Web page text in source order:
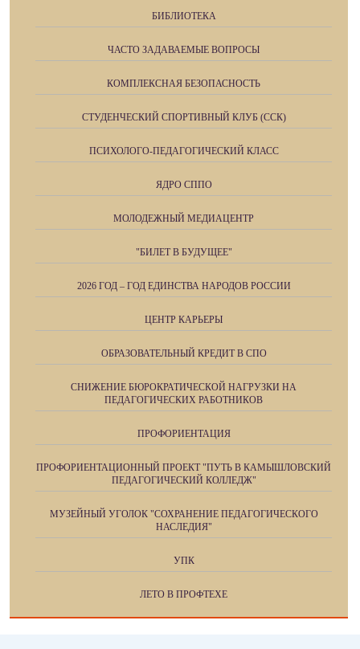
БИБЛИОТЕКА
ЧАСТО ЗАДАВАЕМЫЕ ВОПРОСЫ
КОМПЛЕКСНАЯ БЕЗОПАСНОСТЬ
СТУДЕНЧЕСКИЙ СПОРТИВНЫЙ КЛУБ (ССК)
ПСИХОЛОГО-ПЕДАГОГИЧЕСКИЙ КЛАСС
ЯДРО СППО
МОЛОДЕЖНЫЙ МЕДИАЦЕНТР
"БИЛЕТ В БУДУЩЕЕ"
2026 ГОД – ГОД ЕДИНСТВА НАРОДОВ РОССИИ
ЦЕНТР КАРЬЕРЫ
ОБРАЗОВАТЕЛЬНЫЙ КРЕДИТ В СПО
СНИЖЕНИЕ БЮРОКРАТИЧЕСКОЙ НАГРУЗКИ НА
ПЕДАГОГИЧЕСКИХ РАБОТНИКОВ
ПРОФОРИЕНТАЦИЯ
ПРОФОРИЕНТАЦИОННЫЙ ПРОЕКТ "ПУТЬ В КАМЫШЛОВСКИЙ
ПЕДАГОГИЧЕСКИЙ КОЛЛЕДЖ"
МУЗЕЙНЫЙ УГОЛОК "СОХРАНЕНИЕ ПЕДАГОГИЧЕСКОГО
НАСЛЕДИЯ"
УПК
ЛЕТО В ПРОФТЕХЕ